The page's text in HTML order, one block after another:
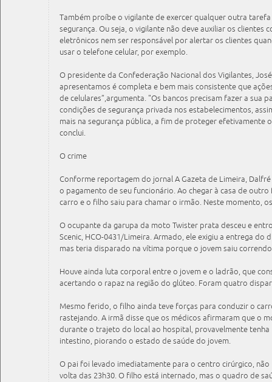
Também proíbe o vigilante de exercer qualquer outra tarefa
segurança. Ou seja, o vigilante não deve auxiliar os clientes
eletrônicos nem ser responsável por alertar os clientes
usar o telefone celular, por exemplo.
O presidente da Confederação Nacional dos Vigilantes,
apresentamos é completa e bem mais consistente que
de celulares”,argumenta. "Os bancos precisam fazer a sua
condições de segurança privada nos estabelecimentos,
mais na segurança pública, a fim de proteger efetivamente
conclui.
O crime
Conforme reportagem do jornal A Gazeta de Limeira,
o pagamento de seu funcionário. Ao chegar à casa de
carro e o filho saiu para chamar o irmão. Neste momento,
O ocupante da garupa da moto Twister prata desceu e
Scenic, HCO-0431/Limeira. Armado, ele exigiu a entrega
mas teria disparado na vítima porque o jovem saiu
Houve ainda luta corporal entre o jovem e o ladrão, que
acertando o rapaz na região do glúteo. Foram quatro
Mesmo ferido, o filho ainda teve forças para conduzir o
rastejando. A irmã disse que os médicos afirmaram que o
durante o trajeto do local ao hospital, provavelmente
intestino, piorando o estado de saúde do jovem.
O pai foi levado imediatamente para o centro cirúrgico,
volta das 23h30. O filho está internado, mas o quadro de